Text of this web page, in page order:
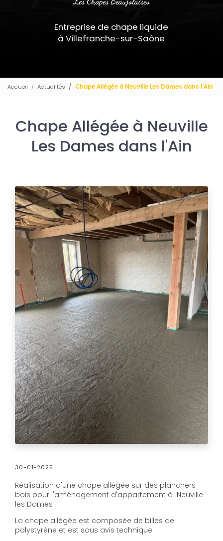
Entreprise de chape liquide
à Villefranche-sur-Saône
Accueil Actualités Chape Allégée à Neuville Les Dames dans l'Ain
Chape Allégée à Neuville
Les Dames dans l'Ain
30-01-2025
Réalisation d'une chape allégée sur des planchers
bois pour l'aménagement d'appartement à Neuville
les Dames
La chape allégée est composée de billes de
polystyrène et est sous avis technique